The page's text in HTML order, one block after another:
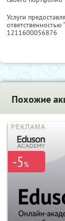
Услуги
ответственностью
1211600056876
Похожие
-5%